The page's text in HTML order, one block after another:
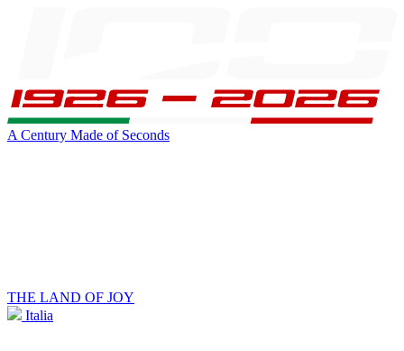
A Century Made of Seconds
THE LAND OF JOY
Italia